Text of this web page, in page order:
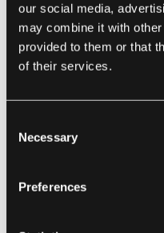
our social media,
may combine it with
provided to them or that
of their services.
Selection
Necessary
Preferences
potencjalnych ryzyk i
wyniknąć z ich użycia.
W przyszłości
i organizacje
przy wdrażaniu
maszynowego jest